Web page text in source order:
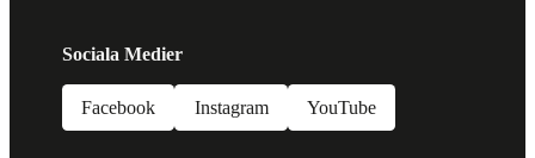
Sociala Medier
Facebook Instagram YouTube